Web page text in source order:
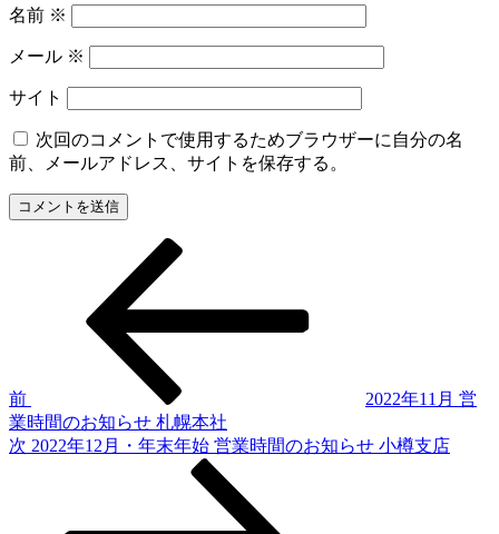
名前 ※
メール ※
サイト
次回のコメントで使用するためブラウザーに自分の名
前、メールアドレス、サイトを保存する。
ゲ
ー
前
2022年11月 営
業時間のお知らせ 札幌本社
次
次 2022年12月・年末年始 営業時間のお知らせ 小樽支店